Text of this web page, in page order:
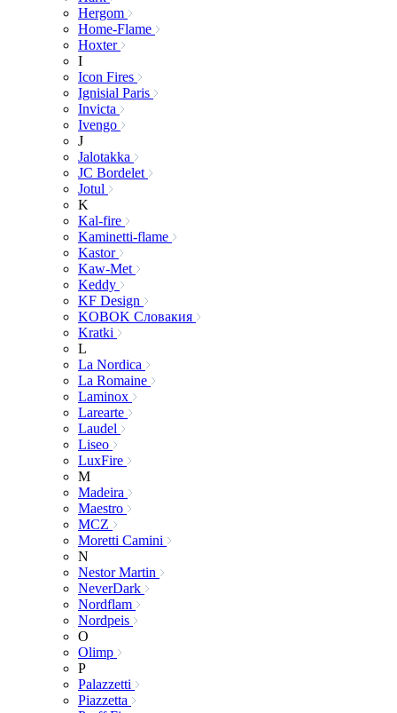
Hergom
Home-Flame
Hoxter
I
Icon Fires
Ignisial Paris
Invicta
Ivengo
J
Jalotakka
JC Bordelet
Jotul
K
Kal-fire
Kaminetti-flame
Kastor
Kaw-Met
Keddy
KF Design
KOBOK Словакия
Kratki
L
La Nordica
La Romaine
Laminox
Larearte
Laudel
Liseo
LuxFire
M
Madeira
Maestro
MCZ
Moretti Camini
N
Nestor Martin
NeverDark
Nordflam
Nordpeis
O
Olimp
P
Palazzetti
Piazzetta